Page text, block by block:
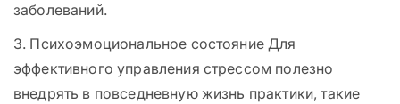
заболеваний.
3. Психоэмоциональное состояние Для
эффективного управления стрессом полезно
внедрять в повседневную жизнь практики, такие